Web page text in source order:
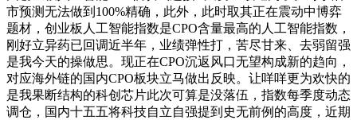
市预测无法做到100%精确，此外，此时取其正在震动中博弈
题材，创业板人工智能指数是CPO含量最高的人工智能指数，
刚好立异药已回调近半年，业绩弹性打，苦尽甘来、去弱留强
是我今天的操做思。现正在CPO沉返风口无望构成新的趋向，
对应海外链的国内CPO板块立马做出反映。让咩咩更为欢快的
是我果断结构的科创芯片此次可算是没落伍，指数每季度动态
调仓，国内十五五将科技自立自强提到史无前例的高度，近期